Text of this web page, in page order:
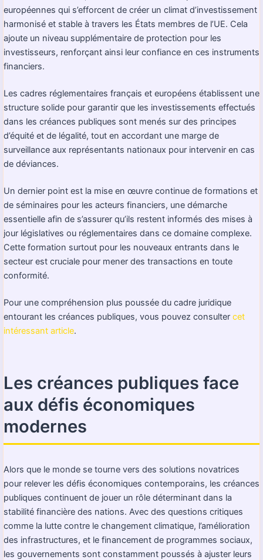
européennes qui s’efforcent de créer un climat d’investissement
harmonisé et stable à travers les États membres de l’UE. Cela
ajoute un niveau supplémentaire de protection pour les
investisseurs, renforçant ainsi leur confiance en ces instruments
financiers.
Les cadres réglementaires français et européens établissent une
structure solide pour garantir que les investissements effectués
dans les créances publiques sont menés sur des principes
d’équité et de légalité, tout en accordant une marge de
surveillance aux représentants nationaux pour intervenir en cas
de déviances.
Un dernier point est la mise en œuvre continue de formations et
de séminaires pour les acteurs financiers, une démarche
essentielle afin de s’assurer qu’ils restent informés des mises à
jour législatives ou réglementaires dans ce domaine complexe.
Cette formation surtout pour les nouveaux entrants dans le
secteur est cruciale pour mener des transactions en toute
conformité.
Pour une compréhension plus poussée du cadre juridique
entourant les créances publiques, vous pouvez consulter cet
intéressant article.
Les créances publiques face
aux défis économiques
modernes
Alors que le monde se tourne vers des solutions novatrices
pour relever les défis économiques contemporains, les créances
publiques continuent de jouer un rôle déterminant dans la
stabilité financière des nations. Avec des questions critiques
comme la lutte contre le changement climatique, l’amélioration
des infrastructures, et le financement de programmes sociaux,
les gouvernements sont constamment poussés à ajuster leurs